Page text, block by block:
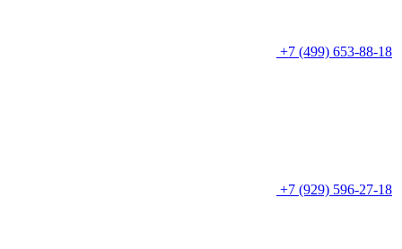
+7 (499) 653-88-18
+7 (929) 596-27-18